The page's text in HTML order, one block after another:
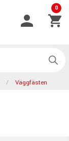
0
Väggfästen